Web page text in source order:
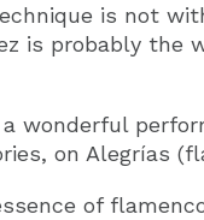
is not
is probably the
wonderful
on Alegrías
of